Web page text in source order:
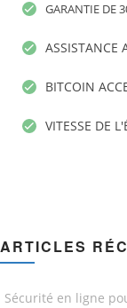
GARANTIE DE
ASSISTANCE
BITCOIN
VITESSE DE
ARTICLES
Sécurité en ligne